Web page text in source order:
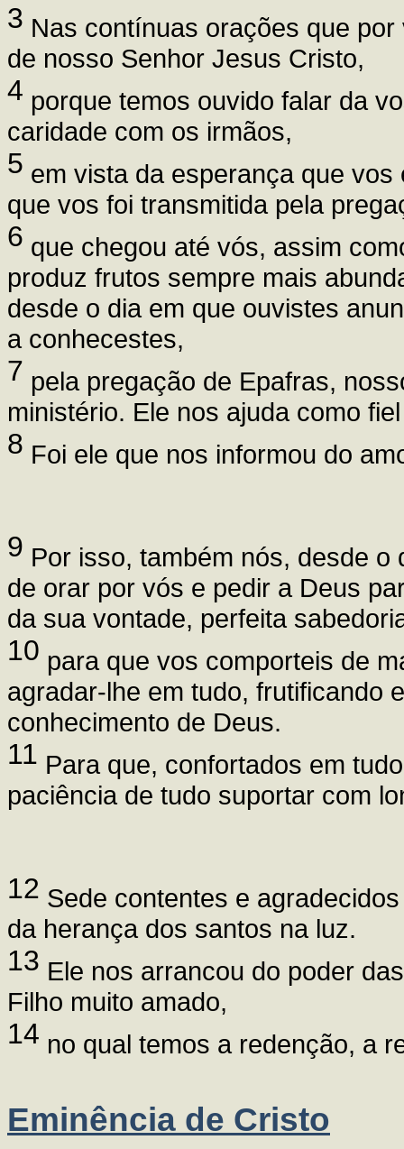
3 Nas contínuas orações que
de nosso Senhor Jesus Cristo,
4 porque temos ouvido falar da
caridade com os irmãos,
5 em vista da esperança que
que vos foi transmitida pela
6 que chegou até vós, assim
produz frutos sempre mais
desde o dia em que ouvistes
a conhecestes,
7 pela pregação de Epafras,
ministério. Ele nos ajuda como
8 Foi ele que nos informou do
9 Por isso, também nós, desde
de orar por vós e pedir a Deus
da sua vontade, perfeita
10 para que vos comporteis de
agradar-lhe em tudo, frutificando
conhecimento de Deus.
11 Para que, confortados em
paciência de tudo suportar com
12 Sede contentes e
da herança dos santos na luz.
13 Ele nos arrancou do poder
Filho muito amado,
14 no qual temos a redenção, a
Eminência de Cristo